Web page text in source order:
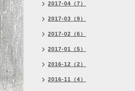
2017-04（7）
2017-03（9）
2017-02（6）
2017-01（5）
2016-12（2）
2016-11（4）